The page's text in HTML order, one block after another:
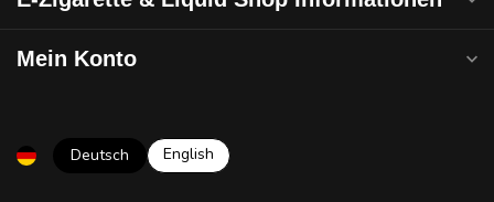
Mein Konto
Deutsch English